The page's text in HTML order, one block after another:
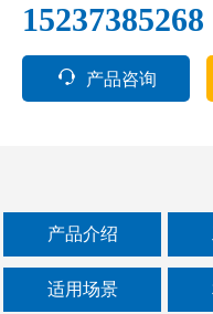
15237385268
产品咨询
产品介绍
适用场景